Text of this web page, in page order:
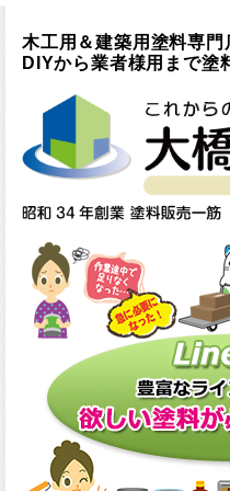
木工用＆建築用塗料専門
DIYから業者様用まで塗